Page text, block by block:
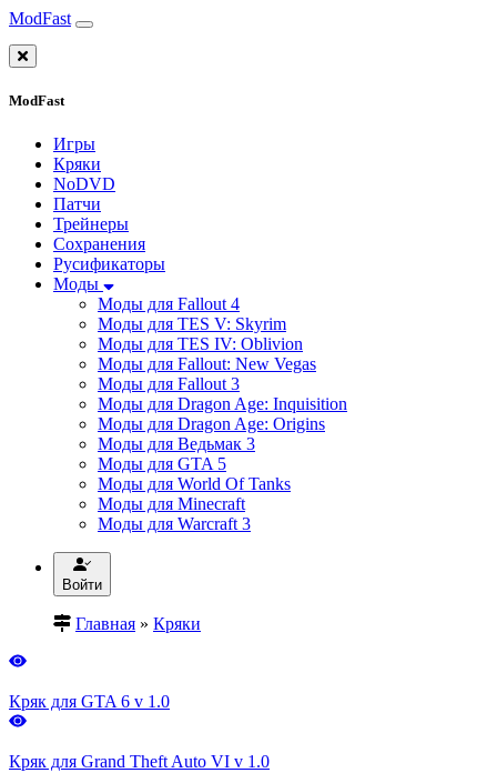
ModFast
ModFast
Игры
Кряки
NoDVD
Патчи
Трейнеры
Сохранения
Русификаторы
Моды
Моды для Fallout 4
Моды для TES V: Skyrim
Моды для TES IV: Oblivion
Моды для Fallout: New Vegas
Моды для Fallout 3
Моды для Dragon Age: Inquisition
Моды для Dragon Age: Origins
Моды для Ведьмак 3
Моды для GTA 5
Моды для World Of Tanks
Моды для Minecraft
Моды для Warcraft 3
Войти
Главная » Кряки
Кряк для GTA 6 v 1.0
Кряк для Grand Theft Auto VI v 1.0